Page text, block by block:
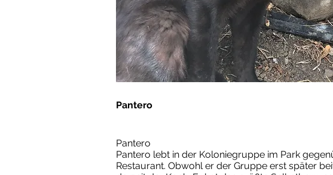
Pantero
Pantero
Pantero lebt in der Koloniegruppe im Park
Restaurant. Obwohl er der Gruppe erst später